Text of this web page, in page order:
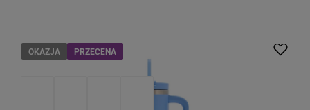
OKAZJA PRZECENA